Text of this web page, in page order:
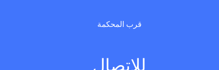
قرب المحكمة
للاتصال